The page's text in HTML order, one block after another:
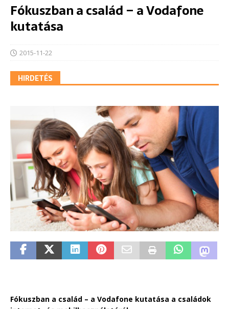
Fókuszban a család – a Vodafone
kutatása
2015-11-22
HIRDETÉS
Fókuszban a család – a Vodafone kutatása a családok